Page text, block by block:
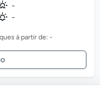
-
-
à partir de: -